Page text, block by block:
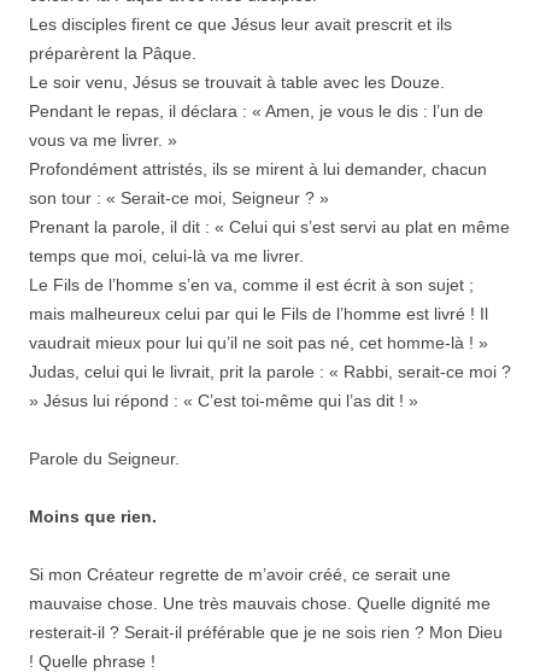
Les disciples firent ce que Jésus leur avait prescrit et ils
préparèrent la Pâque.
Le soir venu, Jésus se trouvait à table avec les Douze.
Pendant le repas, il déclara : « Amen, je vous le dis : l’un de
vous va me livrer. »
Profondément attristés, ils se mirent à lui demander, chacun
son tour : « Serait-ce moi, Seigneur ? »
Prenant la parole, il dit : « Celui qui s’est servi au plat en même
temps que moi, celui-là va me livrer.
Le Fils de l’homme s’en va, comme il est écrit à son sujet ;
mais malheureux celui par qui le Fils de l’homme est livré ! Il
vaudrait mieux pour lui qu’il ne soit pas né, cet homme-là ! »
Judas, celui qui le livrait, prit la parole : « Rabbi, serait-ce moi ?
» Jésus lui répond : « C’est toi-même qui l’as dit ! »
Parole du Seigneur.
Moins que rien.
Si mon Créateur regrette de m’avoir créé, ce serait une
mauvaise chose. Une très mauvais chose. Quelle dignité me
resterait-il ? Serait-il préférable que je ne sois rien ? Mon Dieu
! Quelle phrase !